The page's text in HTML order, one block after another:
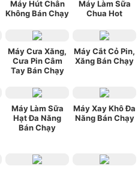
Máy Hút Chân
Không Bán Chạy
Máy Làm Sữa
Chua Hot
Máy Cưa Xăng,
Cưa Pin Câm
Tay Bán Chạy
Máy Cắt Cỏ Pin,
Xăng Bán Chạy
Máy Làm Sữa
Hạt Đa Năng
Bán Chạy
Máy Xay Khô Đa
Năng Bán Chạy